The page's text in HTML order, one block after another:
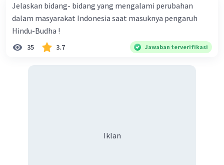
Jelaskan bidang- bidang yang mengalami perubahan
dalam masyarakat Indonesia saat masuknya pengaruh
Hindu-Budha !
35 3.7 Jawaban terverifikasi
Iklan